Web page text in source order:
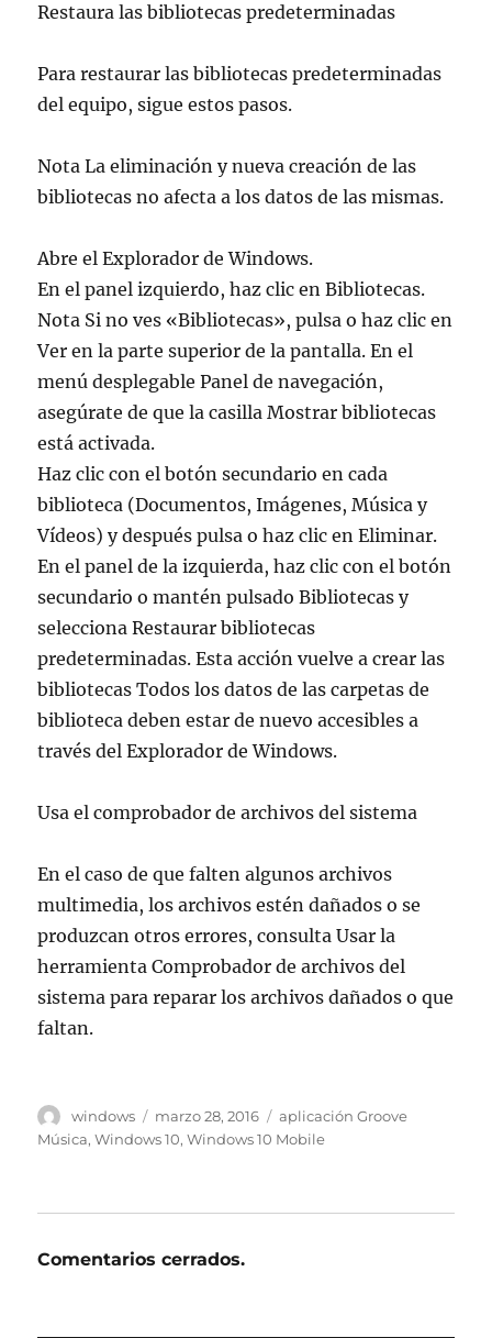
Restaura las bibliotecas predeterminadas
Para restaurar las bibliotecas predeterminadas
del equipo, sigue estos pasos.
Nota La eliminación y nueva creación de las
bibliotecas no afecta a los datos de las mismas.
Abre el Explorador de Windows.
En el panel izquierdo, haz clic en Bibliotecas.
Nota Si no ves «Bibliotecas», pulsa o haz clic en
Ver en la parte superior de la pantalla. En el
menú desplegable Panel de navegación,
asegúrate de que la casilla Mostrar bibliotecas
está activada.
Haz clic con el botón secundario en cada
biblioteca (Documentos, Imágenes, Música y
Vídeos) y después pulsa o haz clic en Eliminar.
En el panel de la izquierda, haz clic con el botón
secundario o mantén pulsado Bibliotecas y
selecciona Restaurar bibliotecas
predeterminadas. Esta acción vuelve a crear las
bibliotecas Todos los datos de las carpetas de
biblioteca deben estar de nuevo accesibles a
través del Explorador de Windows.
Usa el comprobador de archivos del sistema
En el caso de que falten algunos archivos
multimedia, los archivos estén dañados o se
produzcan otros errores, consulta Usar la
herramienta Comprobador de archivos del
sistema para reparar los archivos dañados o que
faltan.
Autor
windows
Publicado
el
marzo 28, 2016 Etiquetas
aplicación Groove
Música,Windows 10,Windows 10 Mobile
Comentarios cerrados.